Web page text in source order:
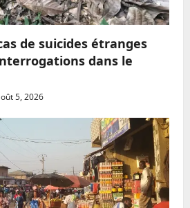
de suicides étranges
dans le
5, 2026